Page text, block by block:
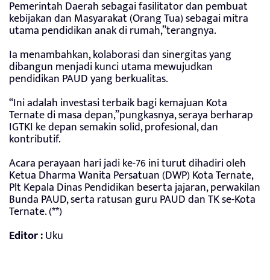
Pemerintah Daerah sebagai fasilitator dan pembuat
kebijakan dan Masyarakat (Orang Tua) sebagai mitra
utama pendidikan anak di rumah,”terangnya.
Ia menambahkan, kolaborasi dan sinergitas yang
dibangun menjadi kunci utama mewujudkan
pendidikan PAUD yang berkualitas.
“Ini adalah investasi terbaik bagi kemajuan Kota
Ternate di masa depan,”pungkasnya, seraya berharap
IGTKI ke depan semakin solid, profesional, dan
kontributif.
Acara perayaan hari jadi ke-76 ini turut dihadiri oleh
Ketua Dharma Wanita Persatuan (DWP) Kota Ternate,
Plt Kepala Dinas Pendidikan beserta jajaran, perwakilan
Bunda PAUD, serta ratusan guru PAUD dan TK se-Kota
Ternate. (**)
Editor :Uku